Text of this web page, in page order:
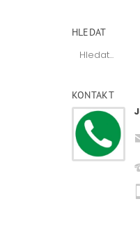
OBCHODNÍ
HLEDAT
KONTAKT